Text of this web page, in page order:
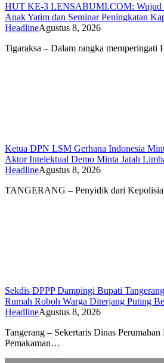
HUT KE-3 LENSABUMI.COM: Wujud
Anak Yatim dan Seminar Peningkatan
HeadlineAgustus 8, 2026
Tigaraksa – Dalam rangka
Ketua DPN LSM Gerhana Indonesia
Aktor Intelektual Demo Minta Jatah
HeadlineAgustus 8, 2026
TANGERANG – Penyidik dari
Sekdis DPPP Dampingi Bupati
Rumah Roboh Warga Diterjang Puting
HeadlineAgustus 8, 2026
Tangerang – Sekertaris Dinas Perumahan
Pemakaman…